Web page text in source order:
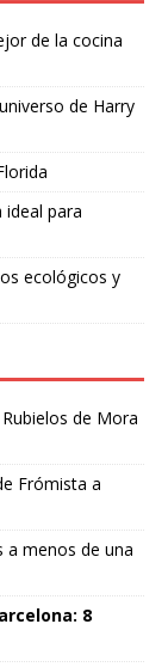
de la cocina
de Harry
ideal para
ecológicos y
de Mora
Frómista a
a menos de una
8